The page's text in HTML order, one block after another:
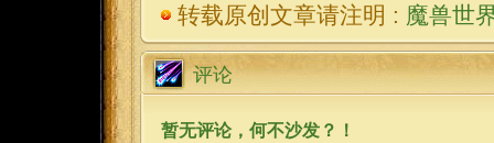
转载原创文章请注明 : 魔兽世
评论
暂无评论，何不沙发？！